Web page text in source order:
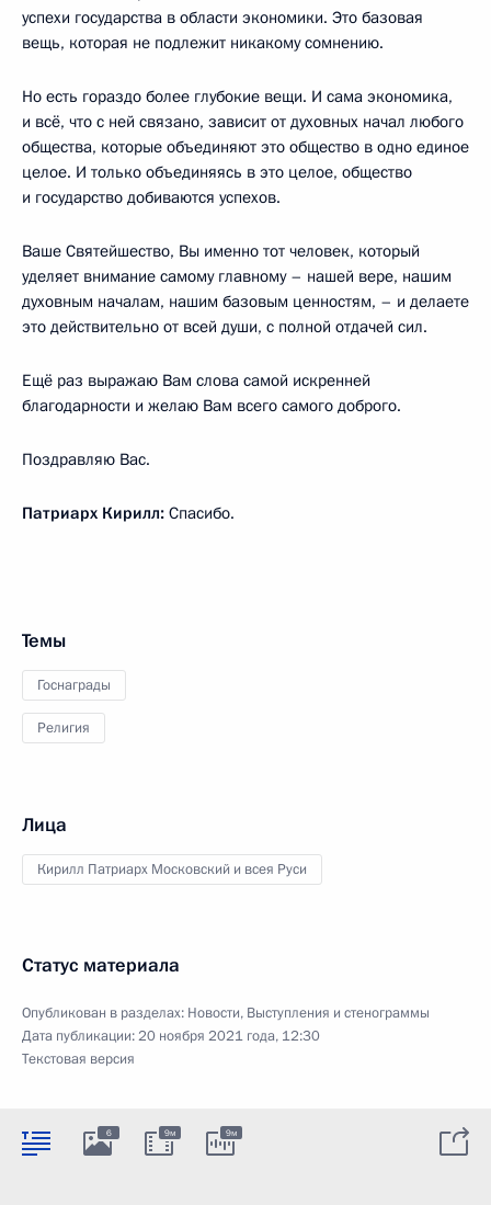
успехи государства в области экономики. Это базовая
вещь, которая не подлежит никакому сомнению.
Но есть гораздо более глубокие вещи. И сама экономика,
и всё, что с ней связано, зависит от духовных начал любого
общества, которые объединяют это общество в одно единое
целое. И только объединяясь в это целое, общество
и государство добиваются успехов.
Ваше Святейшество, Вы именно тот человек, который
уделяет внимание самому главному – нашей вере, нашим
духовным началам, нашим базовым ценностям, – и делаете
это действительно от всей души, с полной отдачей сил.
Ещё раз выражаю Вам слова самой искренней
благодарности и желаю Вам всего самого доброго.
Поздравляю Вас.
Патриарх Кирилл: Спасибо.
Темы
Госнаграды
Религия
Лица
Кирилл Патриарх Московский и всея Руси
Статус материала
Опубликован в разделах: Новости, Выступления и стенограммы
Дата публикации:20 ноября 2021 года, 12:30
Текстовая версия
6 9м 9м